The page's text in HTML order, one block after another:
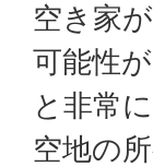
空き家
可能性
と非常
空地の